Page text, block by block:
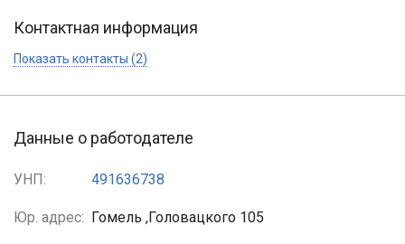
Контактная информация
Показать контакты (2)
Данные о работодателе
УНП: 491636738
Юр. адрес: Гомель ,Головацкого 105